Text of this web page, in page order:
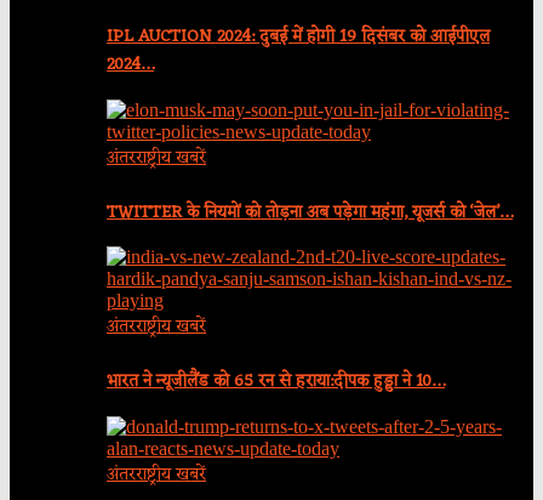
IPL AUCTION 2024: दुबई में होगी 19 दिसंबर को आईपीएल
2024…
अंतरराष्ट्रीय खबरें
TWITTER के नियमों को तोड़ना अब पड़ेगा महंगा, यूजर्स को ‘जेल’…
अंतरराष्ट्रीय खबरें
भारत ने न्यूजीलैंड को 65 रन से हराया:दीपक हुड्डा ने 10…
अंतरराष्ट्रीय खबरें